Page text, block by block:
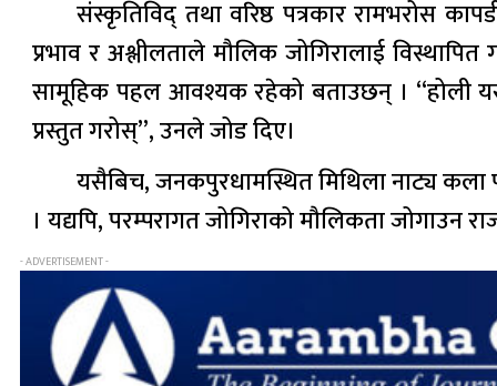
संस्कृतिविद् तथा वरिष्ठ पत्रकार रामभरोस
प्रभाव र अश्लीलताले मौलिक जोगिरालाई
सामूहिक पहल आवश्यक रहेको बताउछन् । “होली
प्रस्तुत गरोस्”, उनले जोड दिए।
यसैबिच, जनकपुरधामस्थित मिथिला नाट्य कला
। यद्यपि, परम्परागत जोगिराको मौलिकता
- ADVERTISEMENT -